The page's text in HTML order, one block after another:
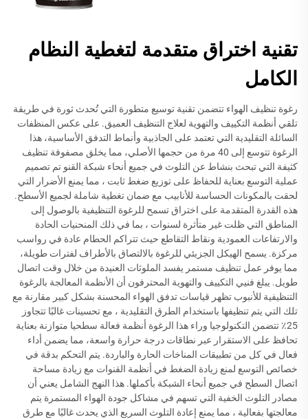
تقنية اختراق متقدمة لتغطية النظام
الكامل
رغوة تنظيف الهواء تتضمن تقنية توسيع متطورة التي تُحدث ثورة في طريقة
تلقي أنظمة التكييف والتهوية لعلاج التنظيف العميق. على عكس المنظفات
السائلة التقليدية التي تعتمد على الجاذبية وأنماط التدفق الأساسية، هذا
الرغوة تتوسع إلى 40 مرة من حجمها الأصلي، مما يخلق مصفوفة تنظيف
كثيفة التي تبحث بنشاط عن التلوث في جميع أنحاء شبكة القنو تم تصميم
عملية التوسع بعناية للحفاظ على توزيع ضغط ثابت ، مما يمنع الأضرار التي
لحقت بالمكونات الحساسة للأنابيب مع ضمان تغطية شاملة لجميع الأسطح.
هذه القدرة المتقدمة على اختراق تسمح للرغوة التنظيفية بالوصول إلى
المناطق التي ظلت غير متأثرة لسنوات ، بما في ذلك المنحنيات الحادة
والارتفاعات العمودية ونقاط التقاطع حيث تتراكم الحطام عادة في رواسب
مركزة. يسمح الهيكل الجزيئي للرغوة بالالتصاق بالأطراف لفترات طويلة،
مما يوفر عمل تنظيف مستمر يفسد الملوثات العنيدة من خلال وقت اتصال
طويل. يبلغ فنيي التكييف والتهوية المحترفون أن الأنظمة المعالجة بالرغوة
التنظيفية للأنبوب تظهر قياسات تدفق الهواء المحسنة بشكل كبير مقارنة مع
تلك التي يتم تنظيفها باستخدام الطرق التقليدية ، مع تحسينات غالبًا تتجاوز
25٪ تتضمن التكنولوجيا وراء هذا الرغوة أنظمة فعالة سطحيا متوازنة بعناية
تحافظ على الاستقرار عبر نطاقات درجة حرارة واسعة، مما يضمن أداء
فعال في كل من تطبيقات المناخات الحارة والباردة. يتم التحكم بدقة في
خصائص التوسع لمنع زيادة الضغط في أنظمة القنوات مع زيادة مساحة
اتصال السطح في جميع أنحاء الشبكة بأكملها. هذا النهج الشامل يعني أن
مصادر التلوث الخفية التي تسهم في مشاكل جودة الهواء المستمرة يتم
معالجتها بفعالية ، مما يمنع إعادة التلوث السريع الذي يحدث غالبًا مع طرق